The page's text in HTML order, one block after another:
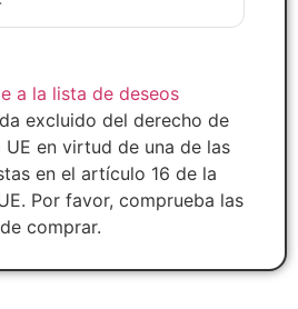
a la lista de deseos
excluido del derecho de
en virtud de una de las
en el artículo 16 de la
Por favor, comprueba las
comprar.